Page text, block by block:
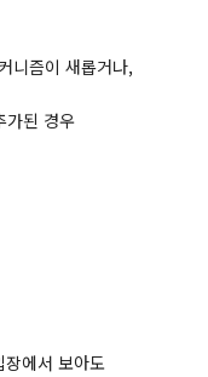
니즘이 새롭거나,
가된 경우
에서 보아도